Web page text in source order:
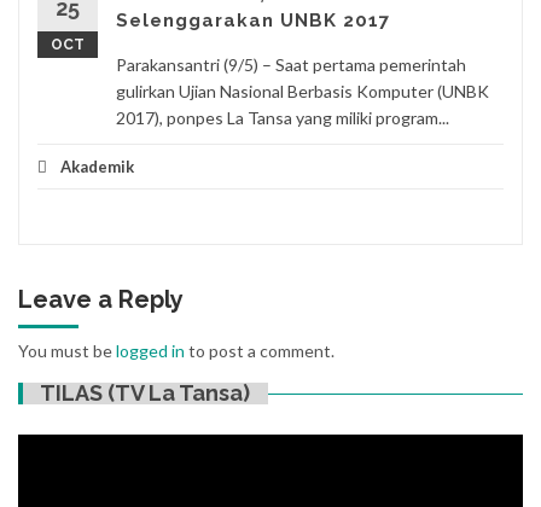
25
OCT
Selenggarakan UNBK 2017
Parakansantri (9/5) – Saat pertama pemerintah
gulirkan Ujian Nasional Berbasis Komputer (UNBK
2017), ponpes La Tansa yang miliki program...
Akademik
Leave a Reply
You must belogged in to post a comment.
TILAS (TV La Tansa)